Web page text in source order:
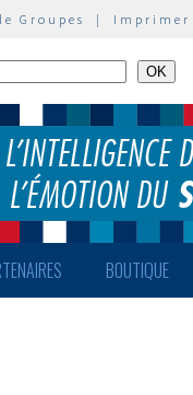
Groupes | Imprimer
BOUTIQUE